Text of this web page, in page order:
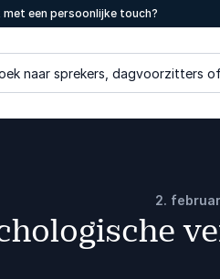
een persoonlijke touch?
naar sprekers, dagvoorzitters
2.